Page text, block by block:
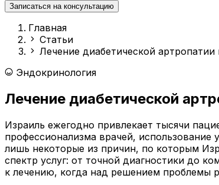
Записаться на консультацию
Главная
Статьи
Лечение диабетической артропатии
Эндокринология
Лечение диабетической
Израиль ежегодно привлекает тысячи
профессионализма врачей,
лишь некоторые из причин, по которым
спектр услуг: от точной диагностики до
к лечению, когда над решением проблемы